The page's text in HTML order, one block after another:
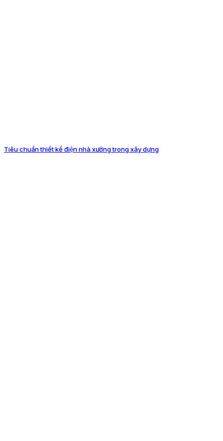
Tiêu chuẩn thiết kế điện nhà xưởng trong xây dựng